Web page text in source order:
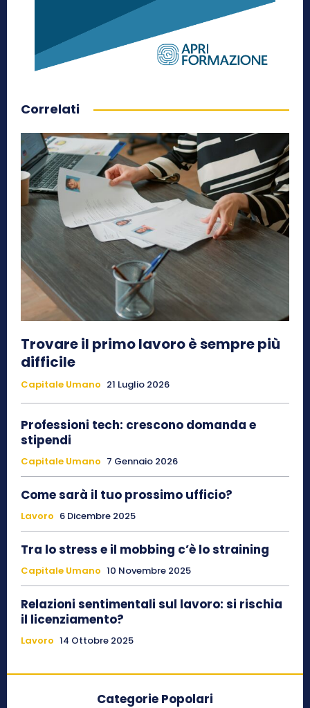
Correlati
Trovare il primo lavoro è sempre più
difficile
Capitale Umano 21 Luglio 2026
Professioni tech: crescono domanda e
stipendi
Capitale Umano 7 Gennaio 2026
Come sarà il tuo prossimo ufficio?
Lavoro 6 Dicembre 2025
Tra lo stress e il mobbing c’è lo straining
Capitale Umano 10 Novembre 2025
Relazioni sentimentali sul lavoro: si rischia
il licenziamento?
Lavoro 14 Ottobre 2025
Categorie Popolari